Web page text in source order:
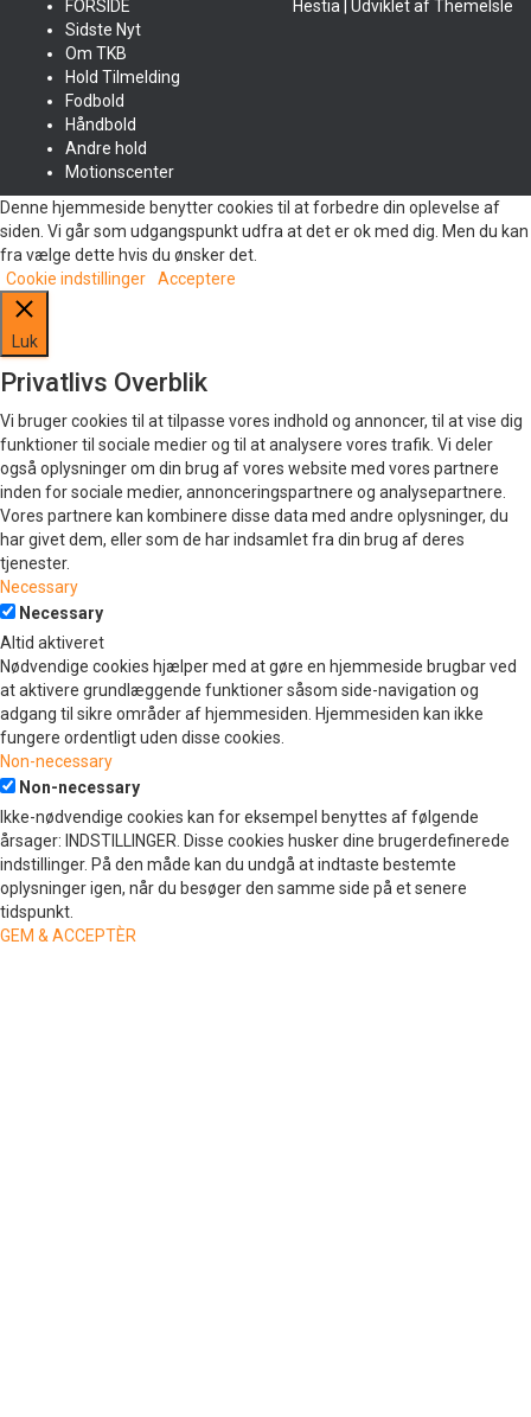
FORSIDE
Sidste Nyt
Om TKB
Hold Tilmelding
Fodbold
Håndbold
Andre hold
Motionscenter
Hestia | Udviklet afThemeIsle
Denne hjemmeside benytter cookies til at forbedre din oplevelse af
siden. Vi går som udgangspunkt udfra at det er ok med dig. Men du kan
fra vælge dette hvis du ønsker det.
Cookie indstillinger
Acceptere
Luk
Privatlivs Overblik
Vi bruger cookies til at tilpasse vores indhold og annoncer, til at vise dig
funktioner til sociale medier og til at analysere vores trafik. Vi deler
også oplysninger om din brug af vores website med vores partnere
inden for sociale medier, annonceringspartnere og analysepartnere.
Vores partnere kan kombinere disse data med andre oplysninger, du
har givet dem, eller som de har indsamlet fra din brug af deres
tjenester.
Necessary
Necessary
Altid aktiveret
Nødvendige cookies hjælper med at gøre en hjemmeside brugbar ved
at aktivere grundlæggende funktioner såsom side-navigation og
adgang til sikre områder af hjemmesiden. Hjemmesiden kan ikke
fungere ordentligt uden disse cookies.
Non-necessary
Non-necessary
Ikke-nødvendige cookies kan for eksempel benyttes af følgende
årsager: INDSTILLINGER. Disse cookies husker dine brugerdefinerede
indstillinger. På den måde kan du undgå at indtaste bestemte
oplysninger igen, når du besøger den samme side på et senere
tidspunkt.
GEM & ACCEPTÈR